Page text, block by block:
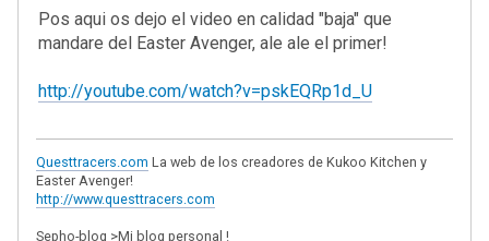
Pos aqui os dejo el video en calidad "baja" que
mandare del Easter Avenger, ale ale el primer!
http://youtube.com/watch?v=pskEQRp1d_U
Questtracers.com La web de los creadores de Kukoo Kitchen y
Easter Avenger!
http://www.questtracers.com
Sepho-blog >Mi blog personal !